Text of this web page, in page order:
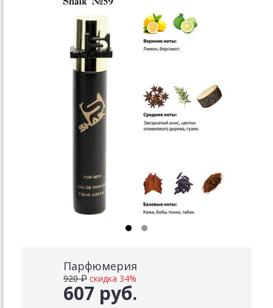
Парфюмерия
607 руб.
920 ₽ скидка 34%